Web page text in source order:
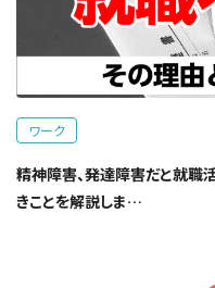
ワーク
精神障害、発達障害だと就職
きことを解説しま…